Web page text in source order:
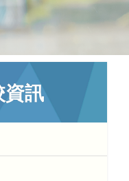
資訊